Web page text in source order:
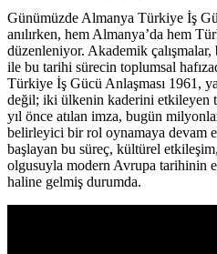
Günümüzde Almanya Türkiye İş
anılırken, hem Almanya’da hem
düzenleniyor. Akademik çalışmalar,
ile bu tarihi sürecin toplumsal
Türkiye İş Gücü Anlaşması 1961,
değil; iki ülkenin kaderini etkileyen
yıl önce atılan imza, bugün
belirleyici bir rol oynamaya devam
başlayan bu süreç, kültürel
olgusuyla modern Avrupa tarihinin
haline gelmiş durumda.